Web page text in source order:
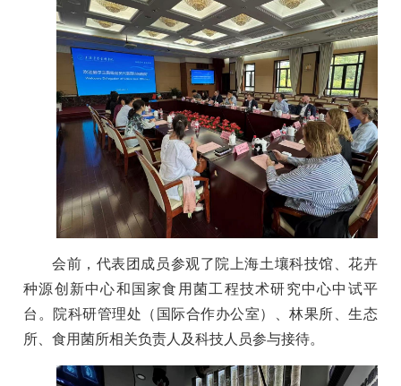
会前，代表团成员参观了院上海土壤科技馆、花卉
种源创新中心和国家食用菌工程技术研究中心中试平
台。院科研管理处（国际合作办公室）、林果所、生态
所、食用菌所相关负责人及科技人员参与接待。